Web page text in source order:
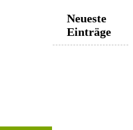
Neueste
Einträge